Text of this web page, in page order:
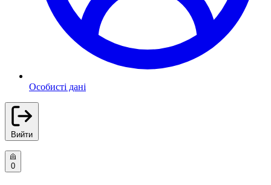
Особисті дані
Вийти
0